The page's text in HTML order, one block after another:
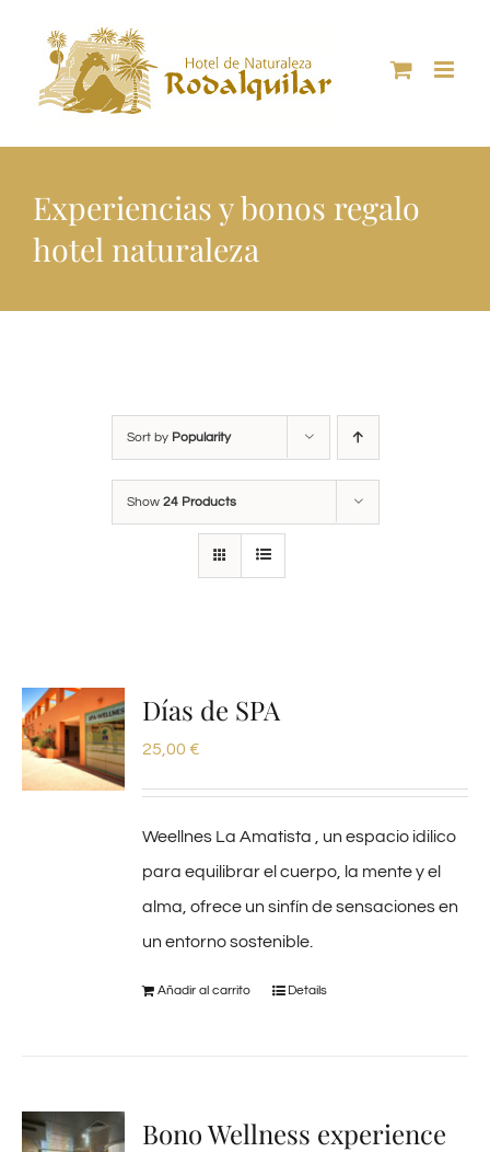
content
Experiencias y bonos regalo
hotel naturaleza
Sort by Popularity
Show 24 Products
Días de SPA
25,00 €
Weellnes La Amatista , un espacio idilico
para equilibrar el cuerpo, la mente y el
alma, ofrece un sinfín de sensaciones en
un entorno sostenible.
Añadir al carrito Details
Bono Wellness experience